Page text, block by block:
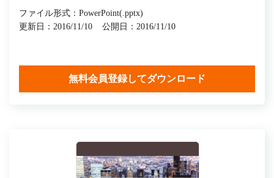
ファイル形式：PowerPoint(.pptx)
更新日：2016/11/10
公開日：2016/11/10
無料会員登録してダウンロード